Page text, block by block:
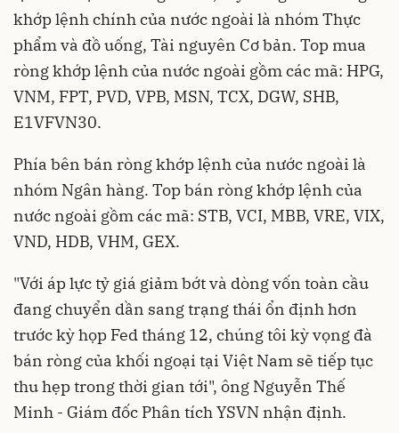
khớp lệnh chính của nước ngoài là nhóm Thực
phẩm và đồ uống, Tài nguyên Cơ bản. Top mua
ròng khớp lệnh của nước ngoài gồm các mã: HPG,
VNM, FPT, PVD, VPB, MSN, TCX, DGW, SHB,
E1VFVN30.
Phía bên bán ròng khớp lệnh của nước ngoài là
nhóm Ngân hàng. Top bán ròng khớp lệnh của
nước ngoài gồm các mã: STB, VCI, MBB, VRE, VIX,
VND, HDB, VHM, GEX.
"Với áp lực tỷ giá giảm bớt và dòng vốn toàn cầu
đang chuyển dần sang trạng thái ổn định hơn
trước kỳ họp Fed tháng 12, chúng tôi kỳ vọng đà
bán ròng của khối ngoại tại Việt Nam sẽ tiếp tục
thu hẹp trong thời gian tới", ông Nguyễn Thế
Minh - Giám đốc Phân tích YSVN nhận định.